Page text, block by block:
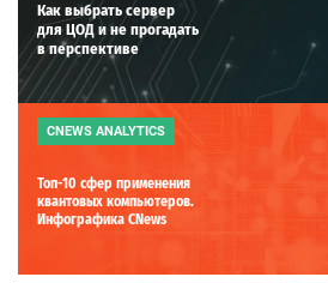
Как выбрать сервер
для ЦОД и не прогадать
в перспективе
CNEWS ANALYTICS
Топ-10 сфер применения
квантовых компьютеров.
Инфографика CNews